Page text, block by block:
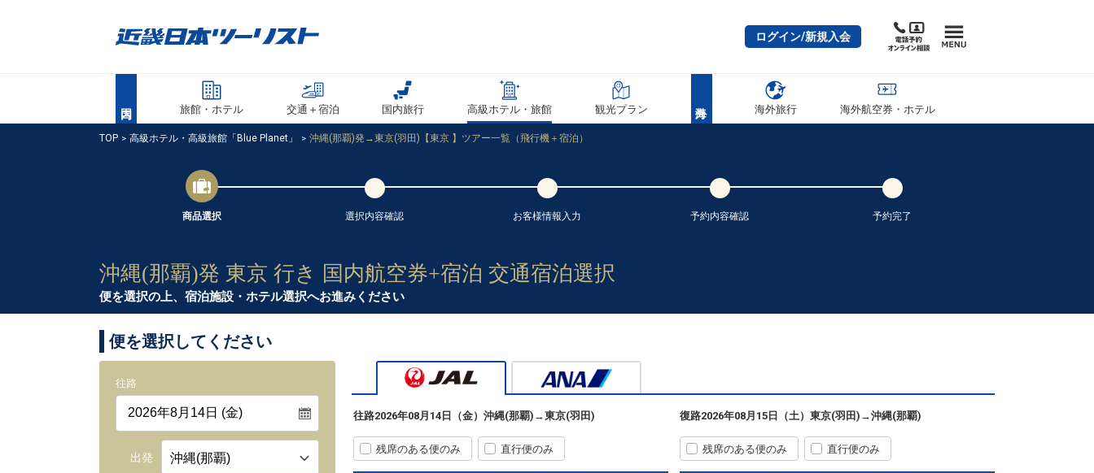
ログイン/新規入会
旅館・ホテル 交通＋宿泊 国内旅行 高級ホテル・旅館 観光プラン 海外旅行 海外航空券・ホテル
TOP 高級ホテル・高級旅館「Blue Planet」 沖縄(那覇)発→東京(羽田)【東京 】ツアー一覧（飛行機＋宿泊）
商品選択 選択内容確認 お客様情報 入力 予約内容確認 予約完了
沖縄(那覇)発 東京 行き 国内航空券+宿泊 交通宿泊選択
便を選択の上、宿泊施設・ホテル選択へお進みください
便を選択してください
往路
出発
往路2026年08月14日（金） 沖縄(那覇) →東京(羽田)
残席のある便のみ 直行便のみ
50便
乗継便あり
沖縄(那覇) 東京(羽田)
クラスJを利用する
復路2026年08月15日（土） 東京(羽田) →沖縄(那覇)
残席のある便のみ 直行便のみ
東京(羽田) 沖縄(那覇)
+30,400円
クラスJを利用する
東京(羽田)
沖縄(那覇)
3 +25,800円
915便
2
クラスJを利用する 8 +34,700円
321便
乗継便あり
東京(羽田) 沖縄(那覇)
2
クラスJを利用する 7